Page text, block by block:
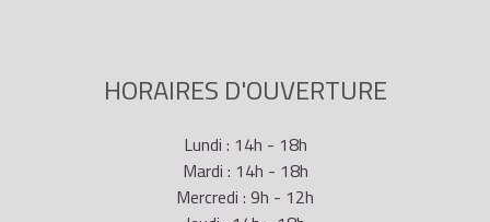
HORAIRES D'OUVERTURE
Lundi : 14h - 18h
Mardi : 14h - 18h
Mercredi : 9h - 12h